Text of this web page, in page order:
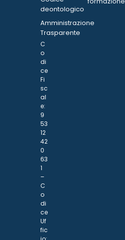
deontologico
Amministrazione
Trasparente
C
o
di
ce
Fi
sc
al
e:
9
53
12
42
0
63
1
–
C
o
di
ce
Uf
fic